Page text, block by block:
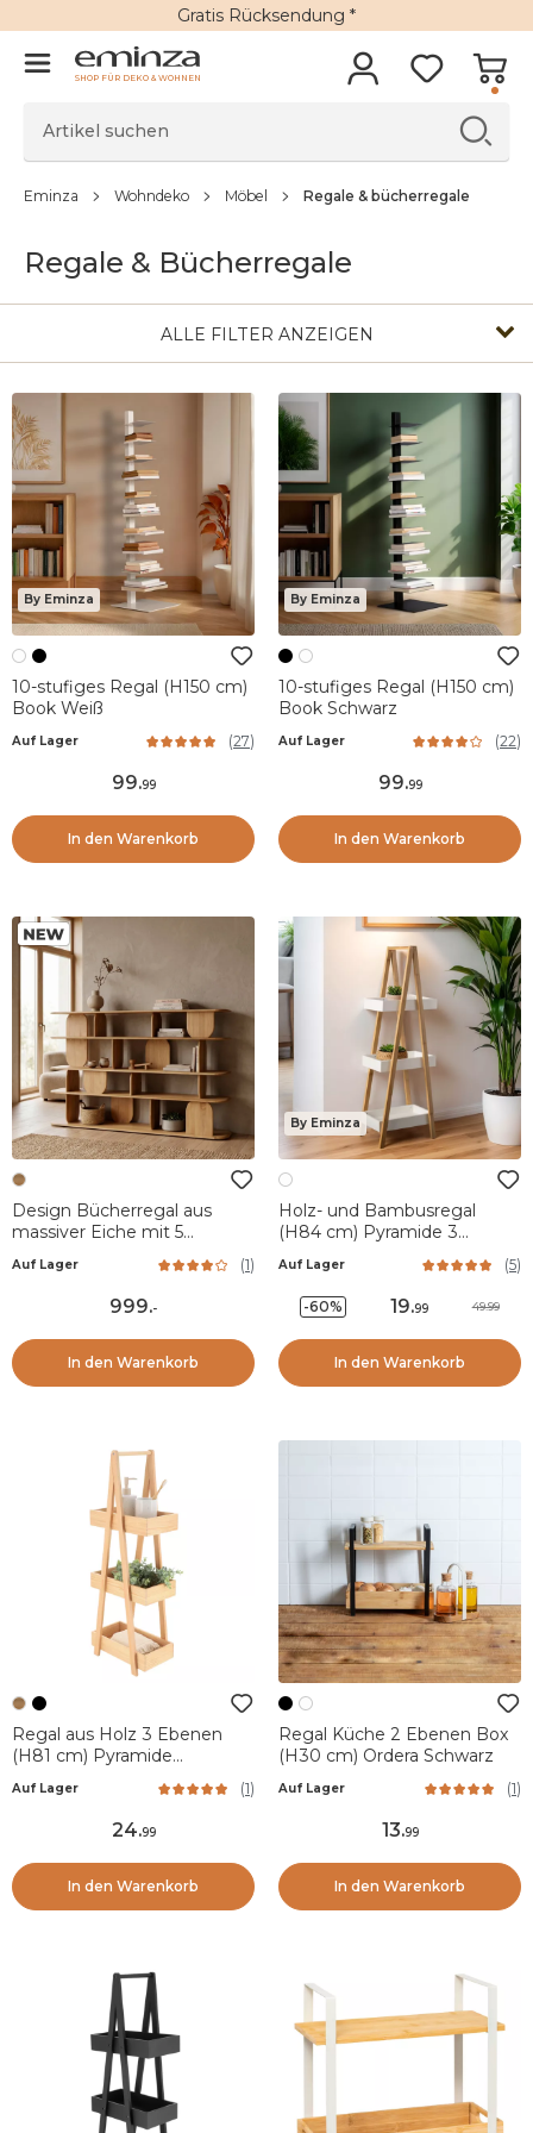
Gratis Rücksendung *
SHOP FÜR DEKO & WOHNEN
Eminza Wohndeko Möbel Regale & bücherregale
Regale & Bücherregale
ALLE FILTER ANZEIGEN
By Eminza
10-stufiges Regal (H150 cm)
Book Weiß
Auf Lager (27)
99.99
In den Warenkorb
By Eminza
10-stufiges Regal (H150 cm)
Book Schwarz
Auf Lager (22)
99.99
In den Warenkorb
Design Bücherregal aus
massiver Eiche mit 5
Kest Naturfarben
Auf Lager (1)
999.-
In den Warenkorb
By Eminza
Holz- und Bambusregal
(H84 cm) Pyramide 3
Auf Lager (5)
-60% 19.99 49.99
In den Warenkorb
Regal aus Holz 3 Ebenen
(H81 cm) Pyramide
Auf Lager (1)
24.99
In den Warenkorb
Regal Küche 2 Ebenen Box
(H30 cm) Ordera Schwarz
Auf Lager (1)
13.99
In den Warenkorb